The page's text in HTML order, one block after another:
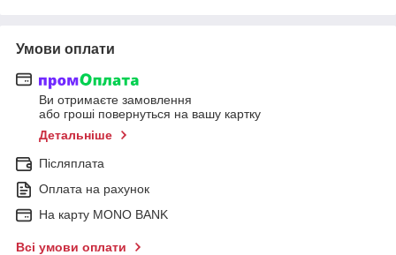
Умови оплати
Ви отримаєте замовлення
або гроші повернуться на вашу картку
Детальніше
Післяплата
Оплата на рахунок
На карту MONO BANK
Всі умови оплати